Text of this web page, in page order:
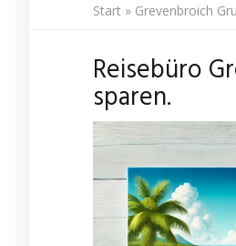
Start » Grevenbroich
Reisebüro
sparen.